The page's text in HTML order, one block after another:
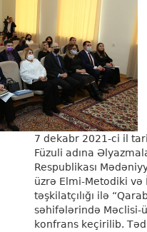
7 dekabr 2021-ci il
Füzuli adına
Respublikası
üzrə Elmi-Metodiki və
təşkilatçılığı ilə
səhifələrində Məclisi-
konfrans keçirilib.